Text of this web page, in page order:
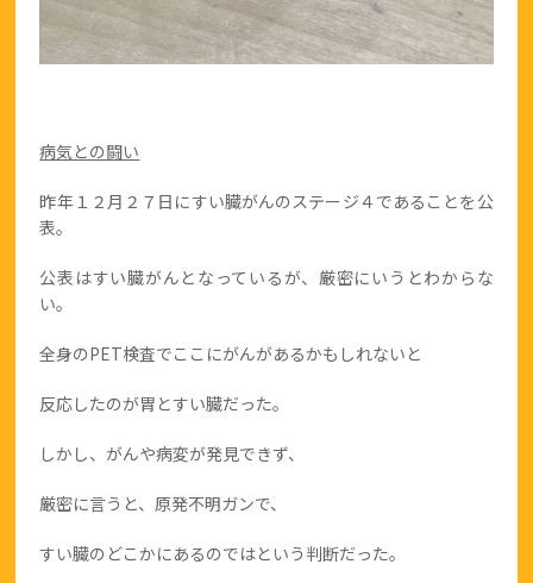
病気との闘い
昨年１２月２７日にすい臓がんのステージ４であることを公
表。
公表はすい臓がんとなっているが、厳密にいうとわからな
い。
全身のPET検査でここにがんがあるかもしれないと
反応したのが胃とすい臓だった。
しかし、がんや病変が発見できず、
厳密に言うと、原発不明ガンで、
すい臓のどこかにあるのではという判断だった。